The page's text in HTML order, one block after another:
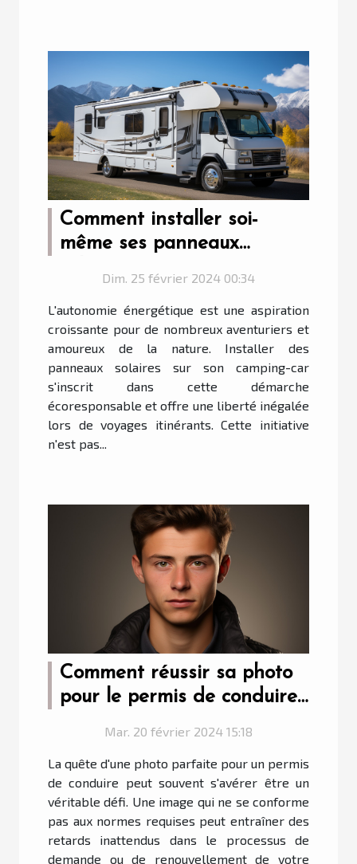
Comment installer soi-
même ses panneaux
Dim. 25 février 2024 00:34
L'autonomie énergétique est une aspiration
croissante pour de nombreux aventuriers et
amoureux de la nature. Installer des
panneaux solaires sur son camping-car
s'inscrit dans cette démarche
écoresponsable et offre une liberté inégalée
lors de voyages itinérants. Cette initiative
n'est pas...
Comment réussir sa photo
pour le permis de conduire :
Mar. 20 février 2024 15:18
La quête d'une photo parfaite pour un permis
de conduire peut souvent s'avérer être un
véritable défi. Une image qui ne se conforme
pas aux normes requises peut entraîner des
retards inattendus dans le processus de
demande ou de renouvellement de votre